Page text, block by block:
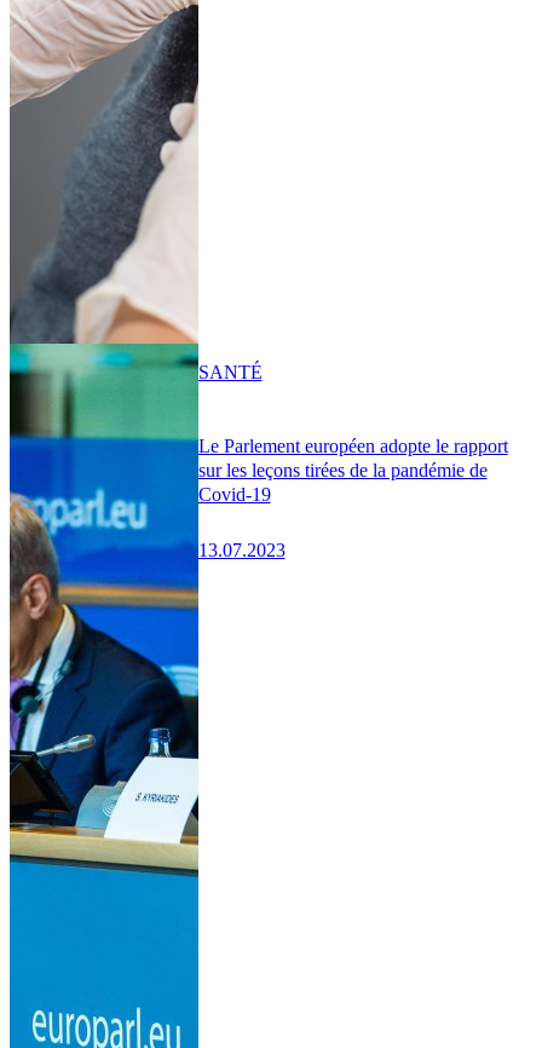
Le Parlement européen adopte le rapport
sur les leçons tirées de la pandémie de
Covid-19
13.07.2023
SANTÉ